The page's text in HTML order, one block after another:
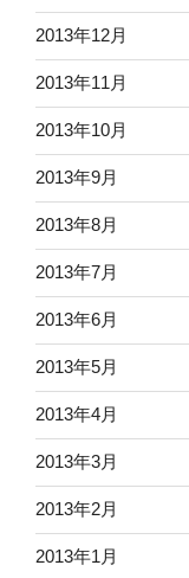
2013年12月
2013年11月
2013年10月
2013年9月
2013年8月
2013年7月
2013年6月
2013年5月
2013年4月
2013年3月
2013年2月
2013年1月